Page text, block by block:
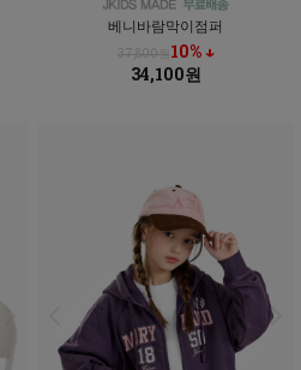
베니바람막이점퍼
37,800원 10% ↓
34,100원